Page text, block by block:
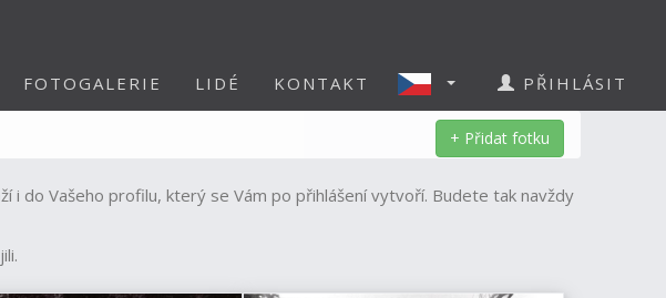
FOTOGALERIE LIDÉ KONTAKT PŘIHLÁSIT
+ Přidat fotku
do Vašeho profilu, který se Vám po přihlášení vytvoří. Budete tak navždy